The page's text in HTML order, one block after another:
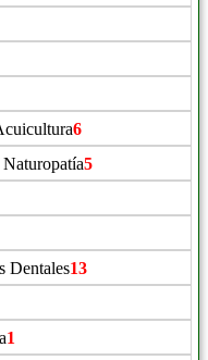
6
5
Dentales13
1